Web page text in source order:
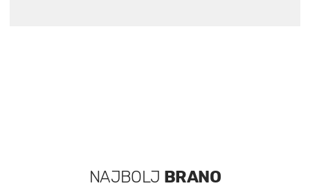
NAJBOLJ BRANO